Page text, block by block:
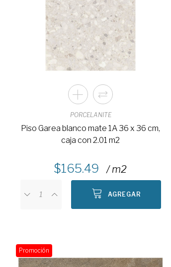
PORCELANITE
Piso Garea blanco mate 1A 36 x 36 cm,
caja con 2.01 m2
165.49 / m2
AGREGAR
Promoción